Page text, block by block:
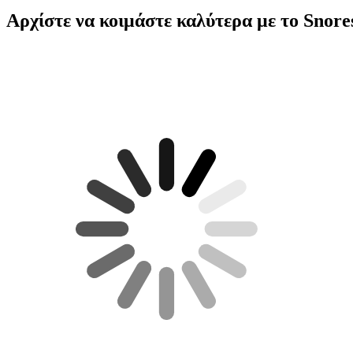
Αρχίστε να κοιμάστε καλύτεραμε το